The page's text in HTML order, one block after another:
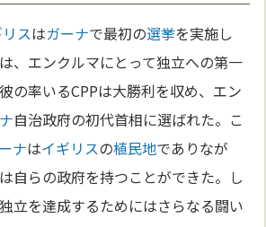
スはガーナで最初の選挙を実施し
は、エンクルマにとって独立への第一
の率いるCPPは大勝利を収め、エン
自治政府の初代首相に選ばれた。こ
ナはイギリスの植民地でありなが
自らの政府を持つことができた。し
立を達成するためにはさらなる闘い